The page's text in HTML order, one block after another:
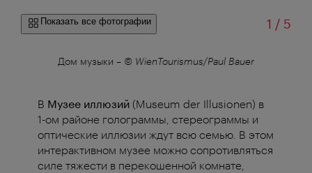
Показать все фотографии 1 /из
5
Дом музыки – © WienTourismus/Paul Bauer
В Музее иллюзий (Museum der Illusionen) в
1-ом районе голограммы, стереограммы и
оптические иллюзии ждут всю семью. В этом
интерактивном музее можно сопротивляться
силе тяжести в перекошенной комнате,